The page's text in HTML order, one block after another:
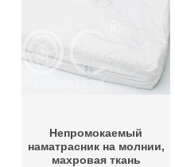
Непромокаемый
наматрасник на молнии,
махровая ткань